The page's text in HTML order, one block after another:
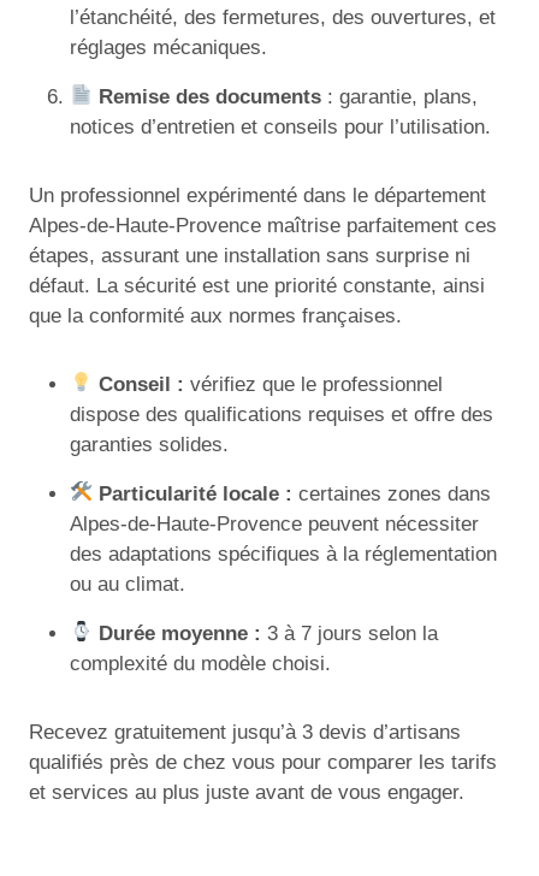
l’étanchéité, des fermetures, des ouvertures, et
réglages mécaniques.
Remise des documents : garantie, plans,
notices d’entretien et conseils pour l’utilisation.
Un professionnel expérimenté dans le département
Alpes-de-Haute-Provence maîtrise parfaitement ces
étapes, assurant une installation sans surprise ni
défaut. La sécurité est une priorité constante, ainsi
que la conformité aux normes françaises.
Conseil : vérifiez que le professionnel
dispose des qualifications requises et offre des
garanties solides.
Particularité locale : certaines zones dans
Alpes-de-Haute-Provence peuvent nécessiter
des adaptations spécifiques à la réglementation
ou au climat.
Durée moyenne : 3 à 7 jours selon la
complexité du modèle choisi.
Recevez gratuitement jusqu’à 3 devis d’artisans
qualifiés près de chez vous pour comparer les tarifs
et services au plus juste avant de vous engager.